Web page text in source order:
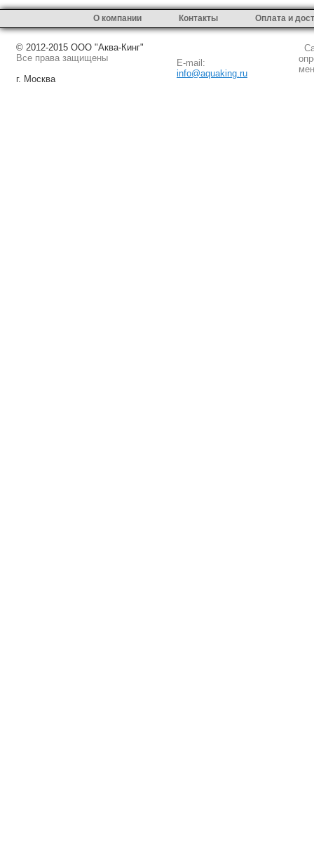
О компании Контакты Оплата и
© 2012-2015 ООО "Аква-Кинг"
Все права защищены
г. Москва
E-mail:
info@aquaking.ru